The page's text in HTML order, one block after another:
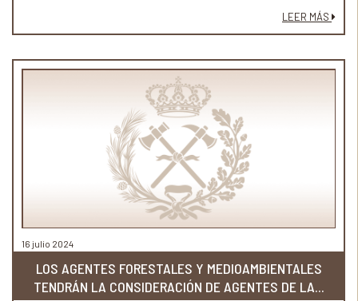
LEER MÁS
16 julio 2024
LOS AGENTES FORESTALES Y MEDIOAMBIENTALES
TENDRÁN LA CONSIDERACIÓN DE AGENTES DE LA...